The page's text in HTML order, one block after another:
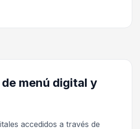
menú digital y
accedidos a través de